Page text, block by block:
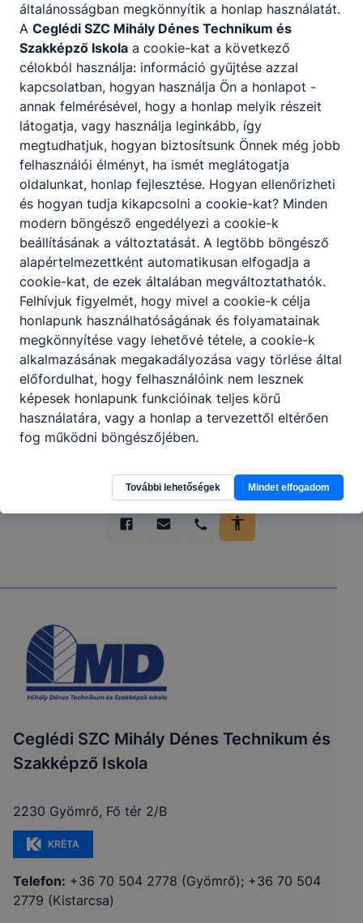
Székhely: 2230 Gyömrő, Fő tér 2/B
OM azonosító: 203068-015
Partnereink
Ceglédi SZC Mihály Dénes Technikum és
Szakképző Iskola
2230 Gyömrő, Fő tér 2/B
KRÉTA
Telefon: +36 70 504 2778 (Gyömrő); +36 70 504
2779 (Kistarcsa)
általánosságban megkönnyítik a honlap használatát.
A Ceglédi SZC Mihály Dénes Technikum és
Szakképző Iskola a cookie-kat a következő
célokból használja: információ gyűjtése azzal
kapcsolatban, hogyan használja Ön a honlapot -
annak felmérésével, hogy a honlap melyik részeit
látogatja, vagy használja leginkább, így
megtudhatjuk, hogyan biztosítsunk Önnek még jobb
felhasználói élményt, ha ismét meglátogatja
oldalunkat, honlap fejlesztése. Hogyan ellenőrizheti
és hogyan tudja kikapcsolni a cookie-kat? Minden
modern böngésző engedélyezi a cookie-k
beállításának a változtatását. A legtöbb böngésző
alapértelmezettként automatikusan elfogadja a
cookie-kat, de ezek általában megváltoztathatók.
Felhívjuk figyelmét, hogy mivel a cookie-k célja
honlapunk használhatóságának és folyamatainak
megkönnyítése vagy lehetővé tétele, a cookie-k
alkalmazásának megakadályozása vagy törlése által
előfordulhat, hogy felhasználóink nem lesznek
képesek honlapunk funkcióinak teljes körű
használatára, vagy a honlap a tervezettől eltérően
fog működni böngészőjében.
További lehetőségek Mindet elfogadom